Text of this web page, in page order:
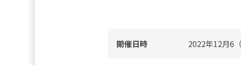
開催日時 2022年12月6